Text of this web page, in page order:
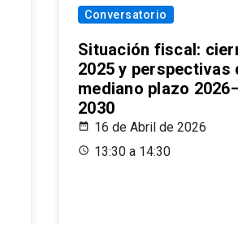
Conversatorio
Situación fiscal:
2025 y perspectivas
mediano plazo
2030
16 de Abril de 2026
13:30 a 14:30